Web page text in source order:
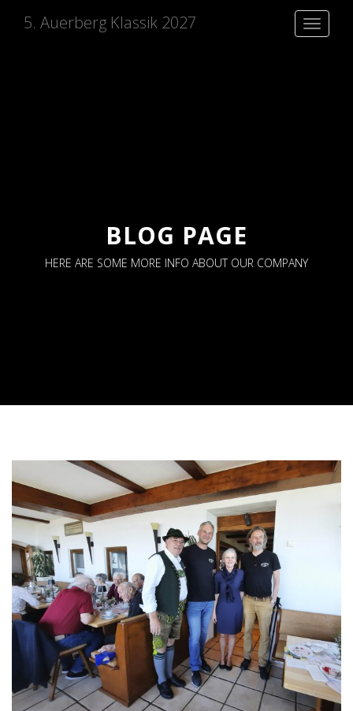
Toggle
5. Auerberg Klassik 2027
BLOG PAGE
HERE ARE SOME MORE INFO ABOUT OUR COMPANY